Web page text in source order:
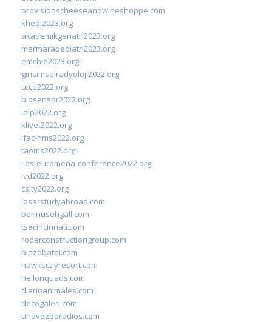
provisionscheeseandwineshoppe.com
khedi2023.org
akademikgeriatri2023.org
marmarapediatri2023.org
emchie2023.org
girisimselradyoloji2022.org
utcd2022.org
biosensor2022.org
ialp2022.org
klivet2022.org
ifac-hms2022.org
taoms2022.org
iias-euromena-conference2022.org
ivd2022.org
csity2022.org
ibsarstudyabroad.com
bennusehgall.com
tsecincinnati.com
roderconstructiongroup.com
plazabatai.com
hawkscayresort.com
hellonquads.com
diarioanimales.com
decogaleri.com
unavozparadios.com